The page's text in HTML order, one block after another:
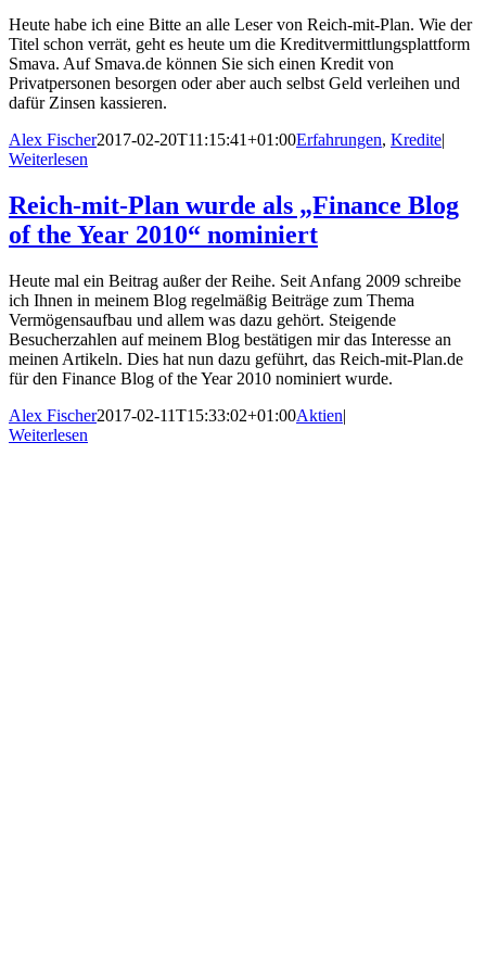
Heute habe ich eine Bitte an alle Leser von Reich-mit-Plan. Wie der
Titel schon verrät, geht es heute um die Kreditvermittlungsplattform
Smava. Auf Smava.de können Sie sich einen Kredit von
Privatpersonen besorgen oder aber auch selbst Geld verleihen und
dafür Zinsen kassieren.
Alex Fischer2017-02-20T11:15:41+01:00Erfahrungen, Kredite|
Weiterlesen
Reich-mit-Plan wurde als „Finance Blog
of the Year 2010“ nominiert
Heute mal ein Beitrag außer der Reihe. Seit Anfang 2009 schreibe
ich Ihnen in meinem Blog regelmäßig Beiträge zum Thema
Vermögensaufbau und allem was dazu gehört. Steigende
Besucherzahlen auf meinem Blog bestätigen mir das Interesse an
meinen Artikeln. Dies hat nun dazu geführt, das Reich-mit-Plan.de
für den Finance Blog of the Year 2010 nominiert wurde.
Alex Fischer2017-02-11T15:33:02+01:00Aktien|
Weiterlesen